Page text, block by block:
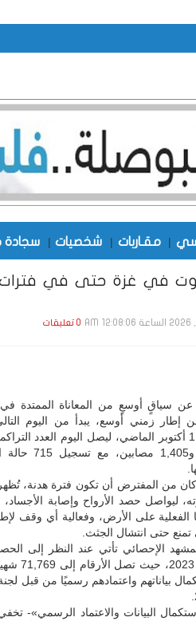
| مقـاربات | شخصيات | سجادة
في غزة حتى في فترات
0 تعليقات
سياقٍ أوسعٍ من المعاناة الممتدة
زمني أوسع، يبدأ من اليوم
سريان وقف إطلاق النار في 11 أكتوبر الماضي، ليصل اليوم العدد
ذلك التاريخ إلى 509 شهداء و1,405
كان من المفترض أن تكون فترة هدنة،
ليواصل حصد الأرواح وإصابة
الفعلية على الأرض، وفعالية أي وقف
تمنع حتى انتشال الجثث.
الإحصائي تأتي عند النظر إلى
استكمال بياناتهم واعتمادهم رسميًا من قبل
البيانات والاعتماد الرسمي»-